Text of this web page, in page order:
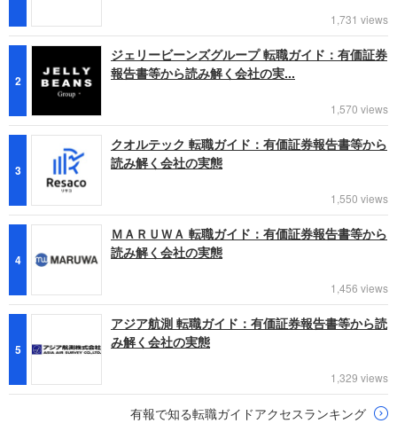
1,731 views
2
ジェリービーンズグループ 転職ガイド：有価証券
報告書等から読み解く会社の実...
1,570 views
3
クオルテック 転職ガイド：有価証券報告書等から
読み解く会社の実態
1,550 views
4
ＭＡＲＵＷＡ 転職ガイド：有価証券報告書等から
読み解く会社の実態
1,456 views
5
アジア航測 転職ガイド：有価証券報告書等から読
み解く会社の実態
1,329 views
有報で知る転職ガイドアクセスランキング